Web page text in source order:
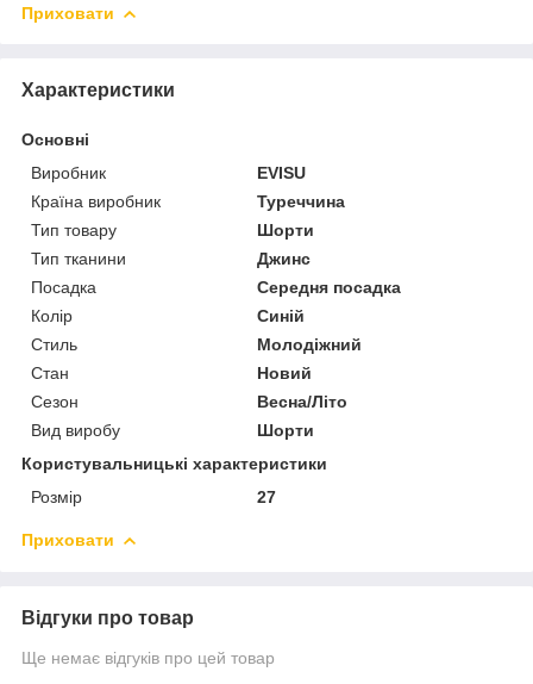
Приховати
Характеристики
Основні
Виробник
EVISU
Країна виробник
Туреччина
Тип товару
Шорти
Тип тканини
Джинс
Посадка
Середня посадка
Колір
Синій
Стиль
Молодіжний
Стан
Новий
Сезон
Весна/Літо
Вид виробу
Шорти
Користувальницькі характеристики
Розмір
27
Приховати
Відгуки про товар
Ще немає відгуків про цей товар